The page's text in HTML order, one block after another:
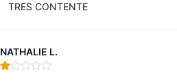
TRES CONTENTE
NATHALIE L.
Note : 1 sur 5